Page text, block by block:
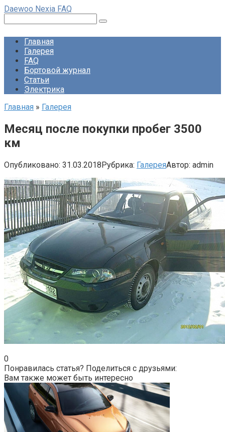
Перейти
контенту
Daewoo Nexia FAQ
Главная
Галерея
FAQ
Бортовой журнал
Статьи
Электрика
Главная » Галерея
Месяц после покупки пробег 3500
км
Опубликовано: 31.03.2018Рубрика: ГалереяАвтор: admin
0
Понравилась статья? Поделиться с друзьями:
Вам также может быть интересно